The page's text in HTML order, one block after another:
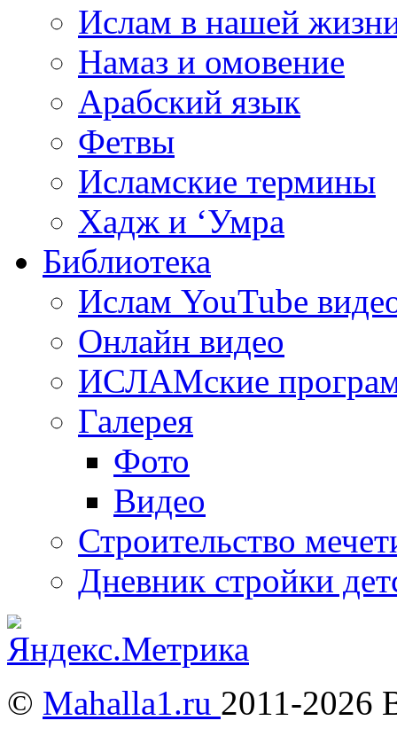
Ислам в нашей
Намаз и омовение
Арабский язык
Фетвы
Исламские термины
Хадж и ‘Умра
Библиотека
Ислам YouTube
Онлайн видео
ИСЛАМские
Галерея
Фото
Видео
Строительство
Дневник стройки
© Mahalla1.ru 2011-2026